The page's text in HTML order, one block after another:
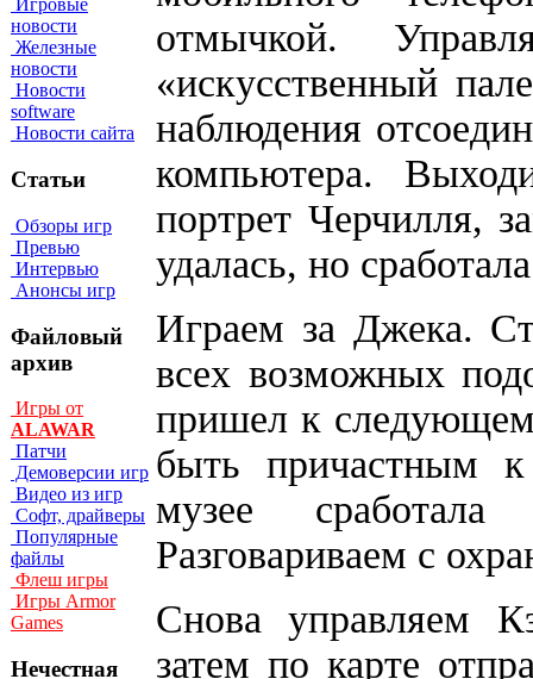
Игровые
новости
Железные
новости
Новости
software
Новости сайта
Статьи
Обзоры игр
Превью
Интервью
Анонсы игр
Файловый
архив
Игры от
ALAWAR
Патчи
Демоверсии игр
Видео из игр
Софт, драйверы
Популярные
файлы
Флеш игры
Игры Armor
Games
Нечестная
отмычкой.
«искусственный
наблюдения
компьютера.
портрет Черчилля,
удалась, но
Играем за Джека.
всех возможных
пришел к
быть причастным
музее
Разговариваем с
Снова управляем
затем по карте